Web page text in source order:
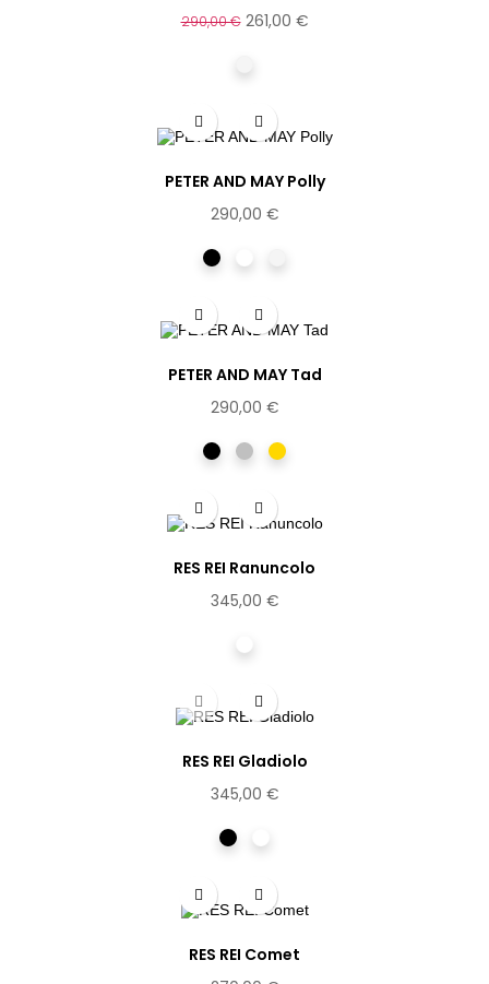
290,00 € 261,00 €
PETER AND MAY Polly
290,00 €
Noir
PETER AND MAY Tad
290,00 €
Noir ArgentéeDorée
RES REI Ranuncolo
345,00 €
RES REI Gladiolo
345,00 €
Noir
RES REI Comet